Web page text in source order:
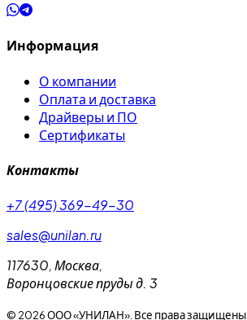
Информация
О компании
Оплата и доставка
Драйверы и ПО
Сертификаты
Контакты
+7 (495) 369-49-30
sales@unilan.ru
117630, Москва,
Воронцовские пруды д. 3
© 2026ООО «УНИЛАН». Все права защищены.